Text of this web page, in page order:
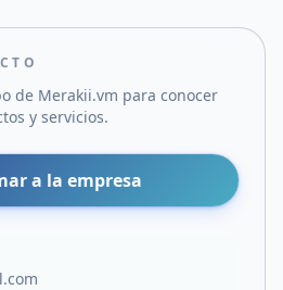
de Merakii.vm para conocer
y servicios.
a la empresa